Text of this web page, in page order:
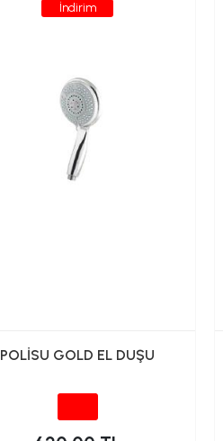
İndirim
POLİSU GOLD EL DUŞU